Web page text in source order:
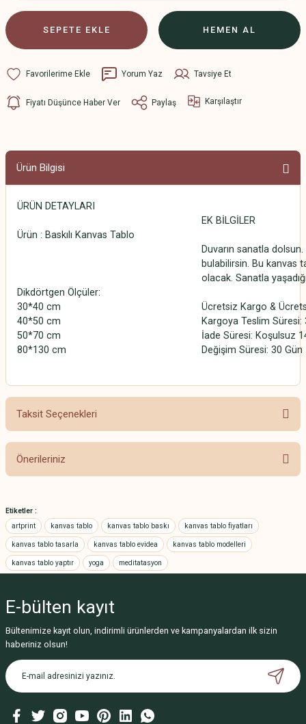
SEPETE EKLE HEMEN AL
Yorum Yaz Tavsiye Et
Fiyatı Düşünce Haber Ver Paylaş Karşılaştır
Ürün Bilgisi
ÜRÜN DETAYLARI
Ürün : Baskılı Kanvas Tablo
Dikdörtgen Ölçüler:
30*40 cm
40*50 cm
50*70 cm
80*130 cm
EK BİLGİLER
Duvarın sanatla
bulabilirsin. Bu kanvas
olacak. Sanatla
Ücretsiz Kargo &
Kargoya Teslim
İade Süresi: Koşulsuz
Değişim Süresi: 30 Gün
Taksit Seçenekleri
Önerileriniz
yetersiz gördüğünüz noktaları öneri formunu kullanarak tarafımıza
iletebilirsiniz.
Görüş ve önerileriniz için teşekkür ederiz.
Ürün resmi kalitesiz, bozuk veya görüntülenemiyor.
Ürün bilgilerinde hatalar bulunuyor.
Ürün fiyatı diğer sitelerden daha pahalı.
Bu ürüne benzer farklı alternatifler olmalı.
Etiketler :
artprint
kanvas tablo kanvas tablo baskı kanvas tablo fiyatları
kanvas tablo tasarla kanvas tablo evidea kanvas tablo modelleri
kanvas tablo yaptır yoga meditatasyon
E-bülten kayıt
Bültenimize kayıt olun, indirimli ürünlerden ve kampanyalardan ilk sizin
haberiniz olsun!